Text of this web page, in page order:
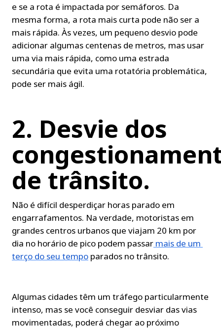
e se a rota é impactada por semáforos. Da
mesma forma, a rota mais curta pode não ser a
mais rápida. Às vezes, um pequeno desvio pode
adicionar algumas centenas de metros, mas usar
uma via mais rápida, como uma estrada
secundária que evita uma rotatória problemática,
pode ser mais ágil.
2. Desvie dos
de trânsito.
Não é difícil desperdiçar horas parado em
engarrafamentos. Na verdade, motoristas em
grandes centros urbanos que viajam 20 km por
dia no horário de pico podem passar mais de um
terço do seu tempo parados no trânsito.
Algumas cidades têm um tráfego particularmente
intenso, mas se você conseguir desviar das vias
movimentadas, poderá chegar ao próximo